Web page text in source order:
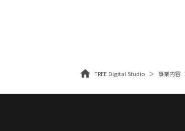
TREE Digital Studio 事業内容